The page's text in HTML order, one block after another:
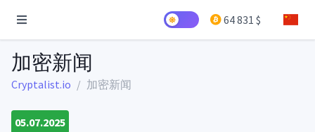
64 831 $
加密新闻
Cryptalist.io 加密新闻
05.07.2025